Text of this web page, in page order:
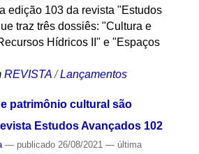
edição 103 da revista "Estudos
traz três dossiês: "Cultura e
Hídricos II" e "Espaços
REVISTA /Lançamentos
patrimônio cultural são
Estudos Avançados 102
— publicado26/08/2021 — última